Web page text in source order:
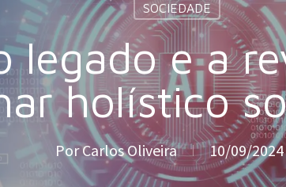
SOCIEDADE
legado e a
holístico
PorCarlos Oliveira 10/09/2024